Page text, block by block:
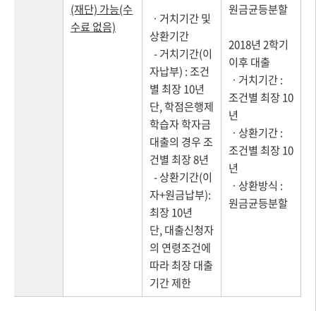
(재단) 가능(수
수료 없음)
ㆍ거치기간 및
상환기간
- 거치기간(이
자납부) : 조건
별 최장 10년
단, 학점은행제
학습자 학자금
대출의 경우 조
건별 최장 8년
- 상환기간(이
자+원금납부):
최장 10년
단, 대출신청자
의 연령조건에
따라 최장 대출
기간 제한
원금균등분할
2018년 2학기
이후 대출
ㆍ거치기간 :
조건별 최장 10
년
ㆍ상환기간 :
조건별 최장 10
년
ㆍ상환방식 :
원금균등분할